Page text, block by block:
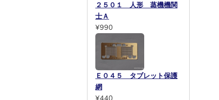
２５０１ 人形 蒸機機関
士Ａ
¥990
Ｅ０４５ タブレット保護
網